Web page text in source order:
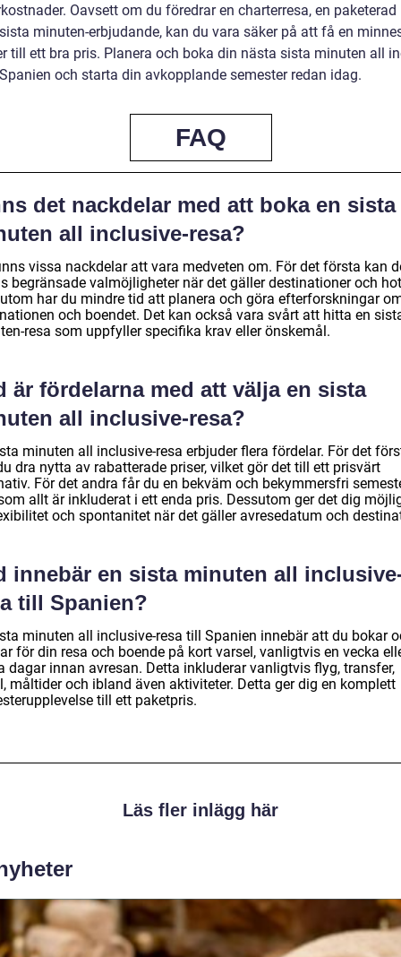
Oavsett om du föredrar en charterresa, en paketerad
minuten-erbjudande, kan du vara säker på att få en
till ett bra pris. Planera och boka din nästa sista minuten all
och starta din avkopplande semester redan idag.
FAQ
det nackdelar med att boka en sista
all inclusive-resa?
vissa nackdelar att vara medveten om. För det första kan
begränsade valmöjligheter när det gäller destinationer och
har du mindre tid att planera och göra efterforskningar
och boendet. Det kan också vara svårt att hitta en
resa som uppfyller specifika krav eller önskemål.
är fördelarna med att välja en sista
all inclusive-resa?
minuten all inclusive-resa erbjuder flera fördelar. För det
dra nytta av rabatterade priser, vilket gör det till ett prisvärt
För det andra får du en bekväm och bekymmersfri
allt är inkluderat i ett enda pris. Dessutom ger det dig
och spontanitet när det gäller avresedatum och
innebär en sista minuten all
till Spanien?
minuten all inclusive-resa till Spanien innebär att du bokar
för din resa och boende på kort varsel, vanligtvis en vecka
dagar innan avresan. Detta inkluderar vanligtvis flyg, transfer,
måltider och ibland även aktiviteter. Detta ger dig en komplett
till ett paketpris.
Läs fler inlägg här